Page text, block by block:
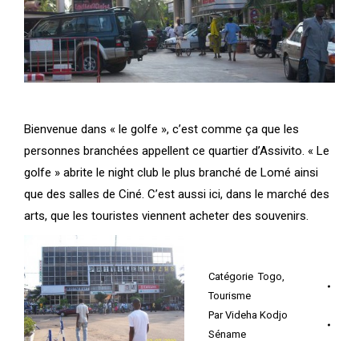
Bienvenue dans « le golfe », c’est comme ça que les
personnes branchées appellent ce quartier d’Assivito. « Le
golfe » abrite le night club le plus branché de Lomé ainsi
que des salles de Ciné. C’est aussi ici, dans le marché des
arts, que les touristes viennent acheter des souvenirs.
CatégorieTogo
Tourisme
ParVideha Kodjo
Séname